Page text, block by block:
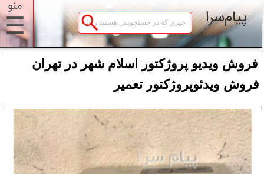
منو
☰ پیام‌سرا
فروش ویدیو پروژکتور اسلام شهر در تهران
فروش ویدئوپروژکتور تعمیر